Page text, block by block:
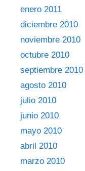
enero 2011
diciembre 2010
noviembre 2010
octubre 2010
septiembre 2010
agosto 2010
julio 2010
junio 2010
mayo 2010
abril 2010
marzo 2010